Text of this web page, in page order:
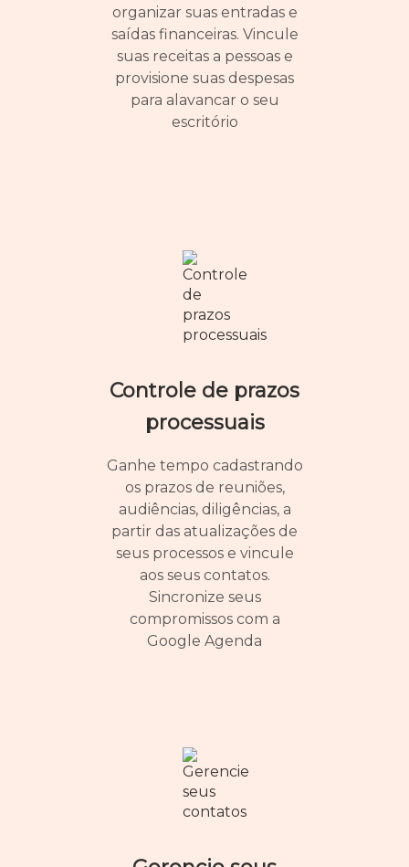
organizar suas entradas e
saídas financeiras. Vincule
suas receitas a pessoas e
provisione suas despesas
para alavancar o seu
escritório
Controle de prazos
processuais
Ganhe tempo cadastrando
os prazos de reuniões,
audiências, diligências, a
partir das atualizações de
seus processos e vincule
aos seus contatos.
Sincronize seus
compromissos com a
Google Agenda